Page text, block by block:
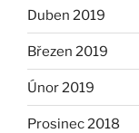
Duben 2019
Březen 2019
Únor 2019
Prosinec 2018